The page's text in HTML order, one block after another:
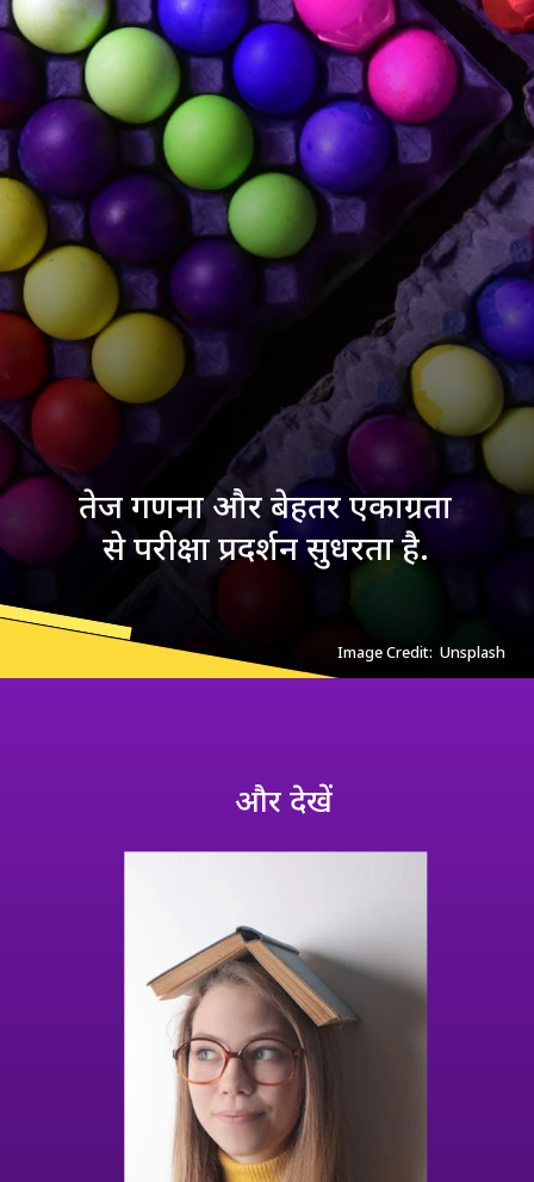
तेज गणना और बेहतर एकाग्रता
से परीक्षा प्रदर्शन सुधरता है.
Image Credit: Unsplash
और देखें